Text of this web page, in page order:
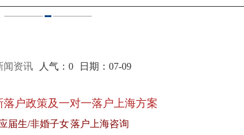
闻资讯人气： 0日期：07-09
落户政策及一对一落户上海方案
届生/非婚子女 落户上海咨询